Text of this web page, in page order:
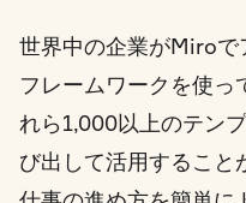
世界中の企業がMiroで
フレームワークを使っ
れら1,000以上のテン
び出して活用すること